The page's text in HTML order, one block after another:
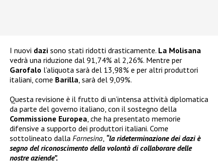
I nuovi dazi sono stati ridotti drasticamente. La Molisana
vedrà una riduzione dal 91,74% al 2,26%. Mentre per
Garofalo l’aliquota sarà del 13,98% e per altri produttori
italiani, come Barilla , sarà del 9,09%.
Questa revisione è il frutto di un’intensa attività diplomatica
da parte del governo italiano, con il sostegno della
Commissione Europea , che ha presentato memorie
difensive a supporto dei produttori italiani. Come
sottolineato dalla Farnesina “la rideterminazione dei dazi è
segno del riconoscimento della volontà di collaborare delle
nostre aziende”.